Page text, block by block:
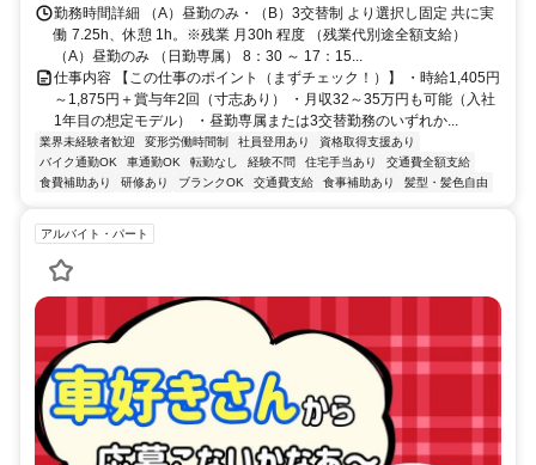
勤務時間詳細 （A）昼勤のみ・（B）3交替制 より選択し固定 共に実
働 7.25h、休憩 1h。※残業 月30h 程度 （残業代別途全額支給）
（A）昼勤のみ （日勤専属） 8：30 ～ 17：15...
仕事内容 【この仕事のポイント（まずチェック！）】 ・時給1,405円
～1,875円＋賞与年2回（寸志あり） ・月収32～35万円も可能（入社
1年目の想定モデル） ・昼勤専属または3交替勤務のいずれか...
業界未経験者歓迎 変形労働時間制 社員登用あり
資格取得支援あり
バイク通勤OK
車通勤OK 転勤なし 経験不問 住宅手当あり
交通費全額支給
食費補助あり
研修あり ブランクOK 交通費支給 食事補助あり 髪型・髪色自由
アルバイト・パート